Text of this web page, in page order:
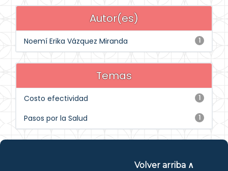
Autor(es)
1
Noemí Erika Vázquez Miranda
Temas
1
Costo efectividad
1
Pasos por la Salud
Volver arriba ∧